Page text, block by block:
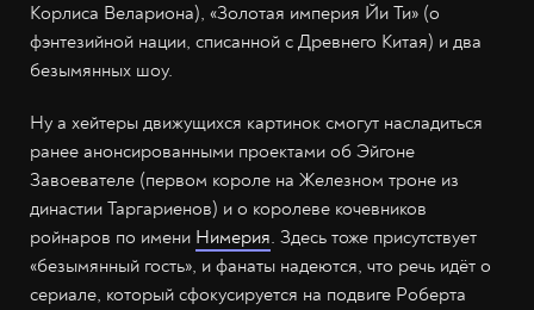
Корлиса Велариона), «Золотая империя Йи Ти» (о
фэнтезийной нации, списанной с Древнего Китая) и два
безымянных шоу.
Ну а хейтеры движущихся картинок смогут насладиться
ранее анонсированными проектами об Эйгоне
Завоевателе (первом короле на Железном троне из
династии Таргариенов) и о королеве кочевников
ройнаров по имени Нимерия. Здесь тоже присутствует
«безымянный гость», и фанаты надеются, что речь идёт о
сериале, который сфокусируется на подвиге Роберта